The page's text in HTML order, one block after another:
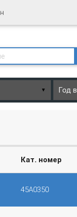
▼
Кат. номер
45A0350